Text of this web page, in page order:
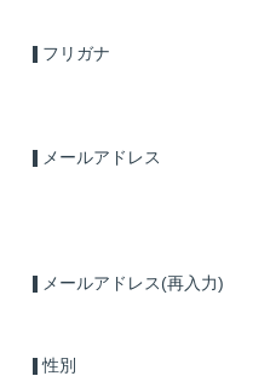
フリガナ
メールアドレス
メールアドレス(再入力)
性別